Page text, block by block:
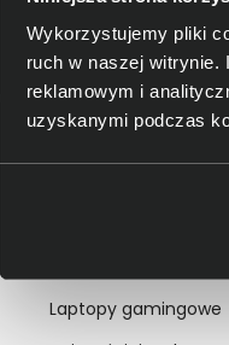
Wykorzystujemy pliki
ruch w naszej witrynie.
reklamowym i
uzyskanymi podczas
Metody płatności
Zakup z
Odroczony termin
Korekta danych
Laptopy gamingowe